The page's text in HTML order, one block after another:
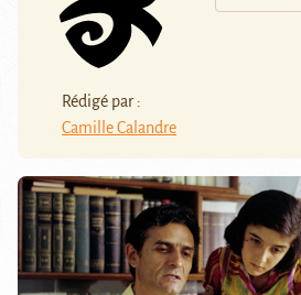
Rédigé par :
Camille Calandre